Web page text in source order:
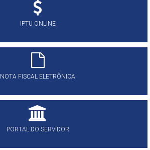
IPTU ONLINE
NOTA FISCAL ELETRÔNICA
PORTAL DO SERVIDOR